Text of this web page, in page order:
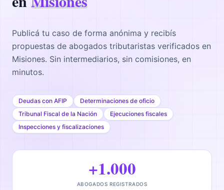
Publicá tu caso de forma anónima y recibís
propuestas de abogados tributaristas verificados en
Misiones. Sin intermediarios, sin comisiones, en
minutos.
Deudas con AFIP
Determinaciones de oficio
Tribunal Fiscal de la Nación
Ejecuciones fiscales
Inspecciones y fiscalizaciones
+1.000
ABOGADOS REGISTRADOS